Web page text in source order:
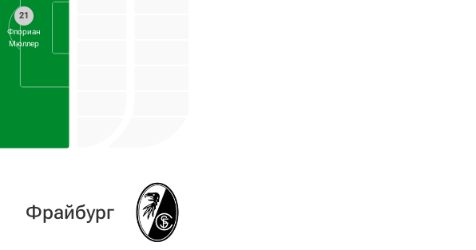
21
Флориан
Мюллер
Фрайбург